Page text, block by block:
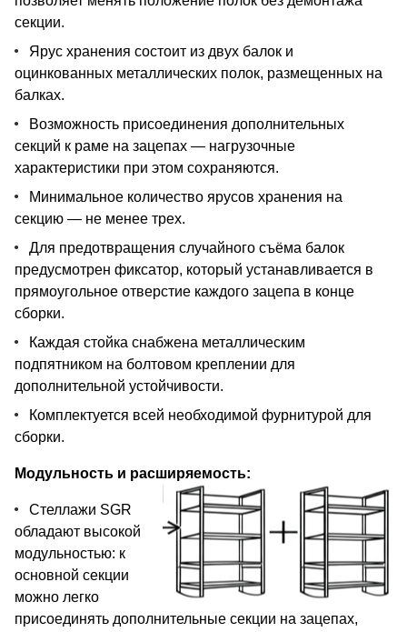
секции.
Ярус хранения состоит из двух балок и
оцинкованных металлических полок, размещенных на
балках.
Возможность присоединения дополнительных
секций к раме на зацепах — нагрузочные
характеристики при этом сохраняются.
Минимальное количество ярусов хранения на
секцию — не менее трех.
Для предотвращения случайного съёма балок
предусмотрен фиксатор, который устанавливается в
прямоугольное отверстие каждого зацепа в конце
сборки.
Каждая стойка снабжена металлическим
подпятником на болтовом креплении для
дополнительной устойчивости.
Комплектуется всей необходимой фурнитурой для
сборки.
Модульность и расширяемость:
Стеллажи SGR
обладают высокой
модульностью: к
основной секции
можно легко
присоединять дополнительные секции на зацепах,